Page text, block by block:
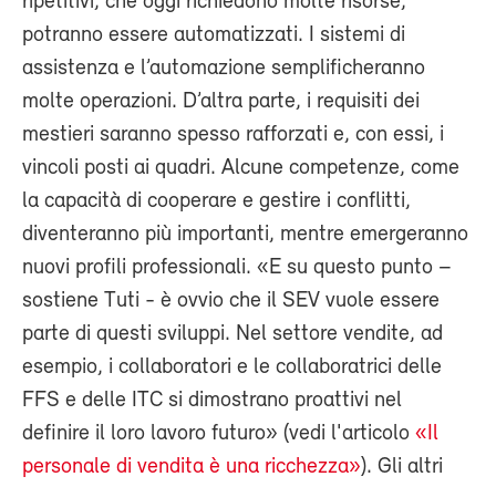
potranno essere automatizzati. I sistemi di
assistenza e l’automazione semplificheranno
molte operazioni. D’altra parte, i requisiti dei
mestieri saranno spesso rafforzati e, con essi, i
vincoli posti ai quadri. Alcune competenze, come
la capacità di cooperare e gestire i conflitti,
diventeranno più importanti, mentre emergeranno
nuovi profili professionali. «E su questo punto –
sostiene Tuti - è ovvio che il SEV vuole essere
parte di questi sviluppi. Nel settore vendite, ad
esempio, i collaboratori e le collaboratrici delle
FFS e delle ITC si dimostrano proattivi nel
definire il loro lavoro futuro» (vedi l'articolo «Il
personale di vendita è una ricchezza»). Gli altri